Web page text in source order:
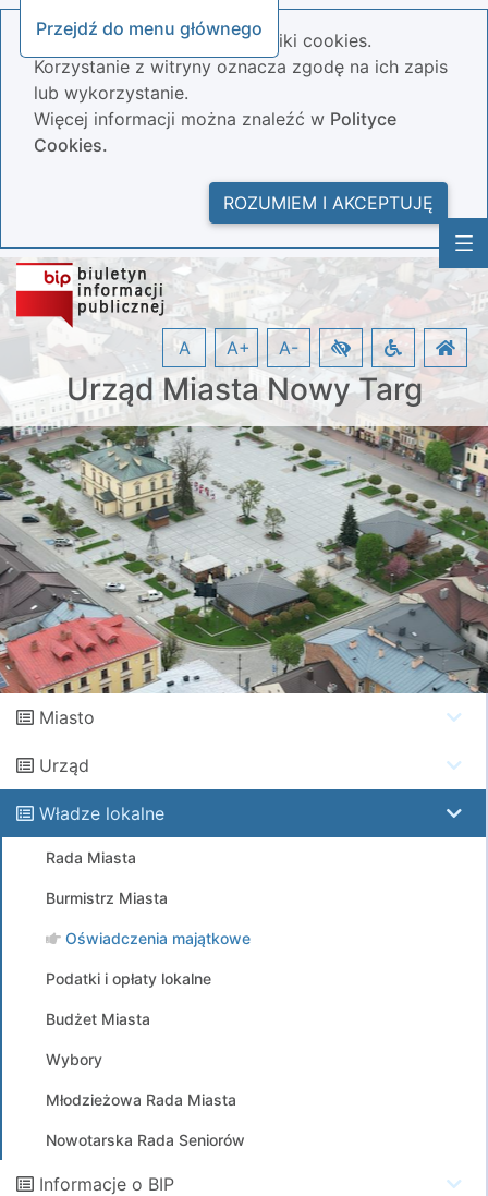
Przejdź do menu głównego
Nasza strona wykorzystuje pliki cookies.
Korzystanie z witryny oznacza zgodę na ich zapis
lub wykorzystanie.
Więcej informacji można znaleźć w Polityce
Cookies.
ROZUMIEM I AKCEPTUJĘ
Urząd Miasta Nowy Targ
A A+ A-
Miasto
Urząd
Władze lokalne
Rada Miasta
Burmistrz Miasta
Oświadczenia majątkowe
Podatki i opłaty lokalne
Budżet Miasta
Wybory
Młodzieżowa Rada Miasta
Nowotarska Rada Seniorów
Informacje o BIP